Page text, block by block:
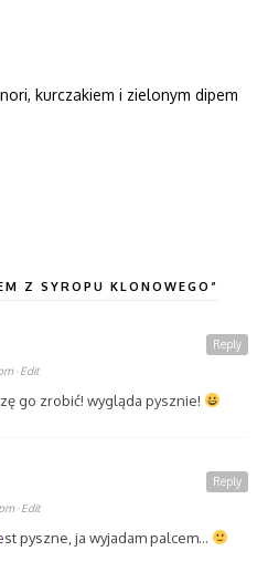
kurczakiem i zielonym dipem
Z SYROPU KLONOWEGO”
· Edit
go zrobić! wygląda pysznie!
Reply
· Edit
pyszne, ja wyjadam palcem…
Reply